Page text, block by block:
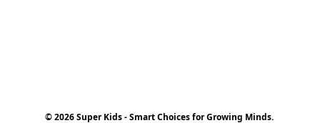
© 2026 Super Kids - Smart Choices for Growing Minds.